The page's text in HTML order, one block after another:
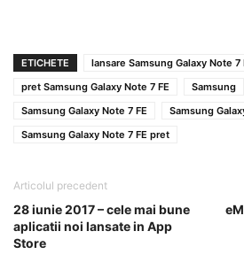
ETICHETE
lansare Samsung Galaxy Note 7
pret Samsung Galaxy Note 7 FE
Samsung
Samsung Galaxy Note 7 FE
Samsung
Samsung Galaxy Note 7 FE pret
Articolul precedent
28 iunie 2017 – cele mai bune
aplicatii noi lansate in App
Store